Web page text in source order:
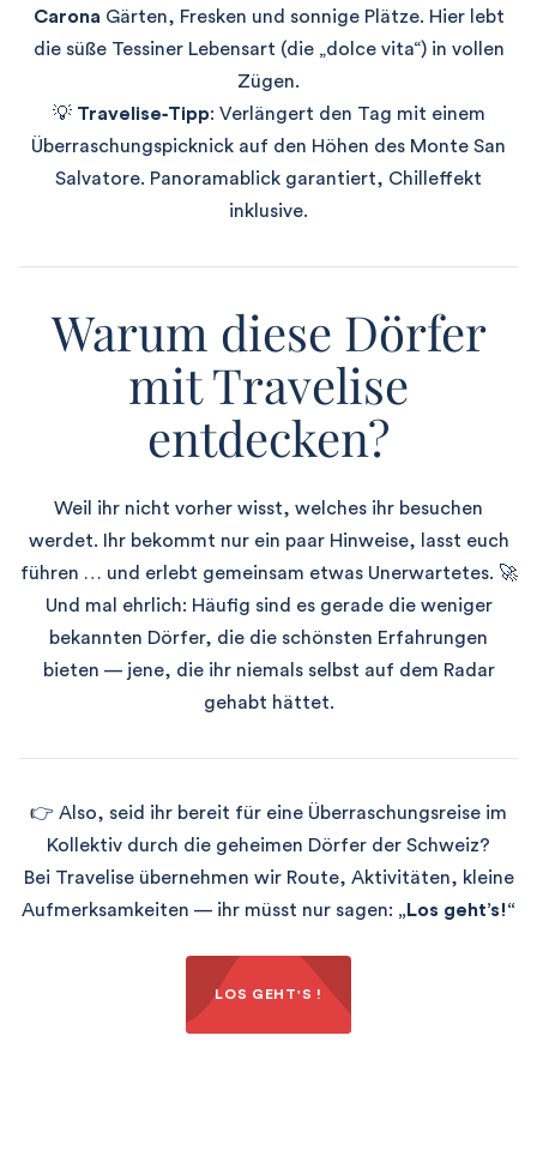
Carona Gärten, Fresken und sonnige Plätze. Hier lebt
die süße Tessiner Lebensart (die „dolce vita“) in vollen
Zügen.
💡Travelise‑Tipp: Verlängert den Tag mit einem
Überraschungspicknick auf den Höhen des Monte San
Salvatore. Panoramablick garantiert, Chilleffekt
inklusive.
Warum diese Dörfer
mit Travelise
entdecken?
Weil ihr nicht vorher wisst, welches ihr besuchen
werdet. Ihr bekommt nur ein paar Hinweise, lasst euch
führen … und erlebt gemeinsam etwas Unerwartetes. 🚀
Und mal ehrlich: Häufig sind es gerade die weniger
bekannten Dörfer, die die schönsten Erfahrungen
bieten — jene, die ihr niemals selbst auf dem Radar
gehabt hättet.
👉 Also, seid ihr bereit für eine Überraschungsreise im
Kollektiv durch die geheimen Dörfer der Schweiz?
Bei Travelise übernehmen wir Route, Aktivitäten, kleine
Aufmerksamkeiten — ihr müsst nur sagen: „Los geht’s!“
LOS GEHT'S !